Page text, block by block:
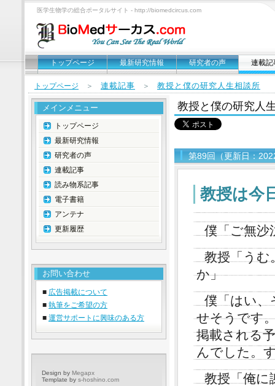
医学生物学の総合ポータルサイト - http://biomedcircus.com
トップページ 最新研究情報 研究者の声 連載記
トップページ ＞ 連載記事 ＞ 教授と僕の研究人生相談所
教授と僕の研究人
第89回（更新日：
教授は今
僕「ご無沙
教授「うむ
か」
僕「はい、
せそうです
掲載される
んでした。
教授「俺に
メインメニュー
トップページ
最新研究情報
研究者の声
連載記事
読み物系記事
電子書籍
アンテナ
更新履歴
お問い合わせ
■ 広告掲載について
■ 執筆をご希望の方
■ 運営サポートに興味のある方
Design by Megapx
Template by s-hoshino.com